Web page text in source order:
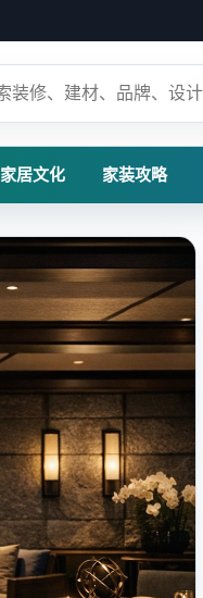
家居文化 家装攻略